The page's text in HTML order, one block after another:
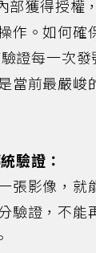
部獲得授權
作。如何確
證每一次發
當前最嚴峻
驗證：
張影像，
驗證，不